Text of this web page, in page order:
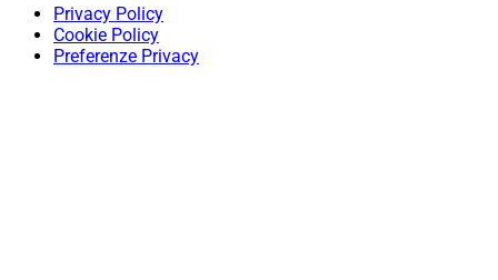
Privacy Policy
Cookie Policy
Preferenze Privacy